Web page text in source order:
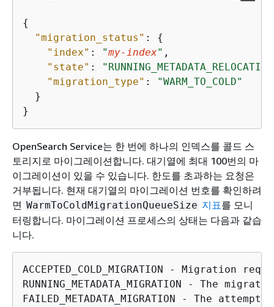
{
"migration_status" : {
"index" : "my-index" ,
"state" :
"migration_type" :
"WARM_TO_COLD"
  }
}
OpenSearch Service는 한 번에 하나의 인덱스를 콜드 스
토리지로 마이그레이션합니다. 대기열에 최대 100번의 마
이그레이션이 있을 수 있습니다. 한도를 초과하는 요청은
거부됩니다. 현재 대기열의 마이그레이션 번호를 확인하려
면 WarmToColdMigrationQueueSize 지표를 모니
터링합니다. 마이그레이션 프로세스의 상태는 다음과 같습
니다.
ACCEPTED_COLD_MIGRATION - Migration
RUNNING_METADATA_MIGRATION -
FAILED_METADATA_MIGRATION - The